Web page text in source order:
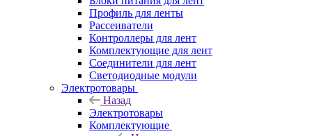
Профиль для ленты
Рассеиватели
Контроллеры для лент
Комплектующие для лент
Соединители для лент
Светодиодные модули
Электротовары
Назад
Электротовары
Комплектующие